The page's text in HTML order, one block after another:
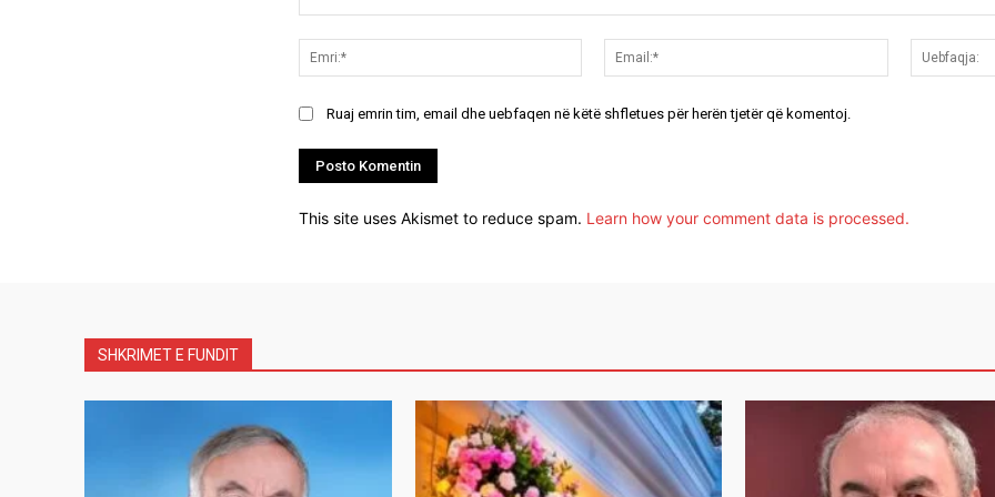
Emri:*
Email:*
Ruaj emrin tim, email dhe uebfaqen në këtë shfletues për herën tjetër që komentoj.
This site uses Akismet to reduce spam. Learn how your comment data is processed.
SHKRIMET E FUNDIT